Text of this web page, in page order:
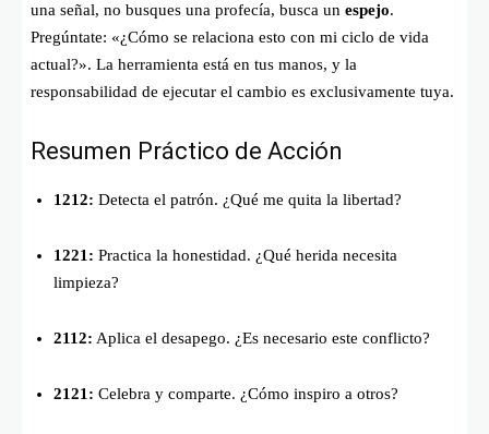
una señal, no busques una profecía, busca un espejo.
Pregúntate: «¿Cómo se relaciona esto con mi ciclo de vida
actual?». La herramienta está en tus manos, y la
responsabilidad de ejecutar el cambio es exclusivamente tuya.
Resumen Práctico de Acción
1212: Detecta el patrón. ¿Qué me quita la libertad?
1221: Practica la honestidad. ¿Qué herida necesita
limpieza?
2112: Aplica el desapego. ¿Es necesario este conflicto?
2121: Celebra y comparte. ¿Cómo inspiro a otros?